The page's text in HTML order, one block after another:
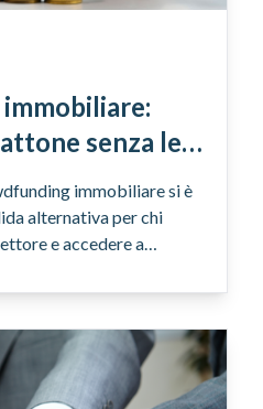
senza le
immobiliare si è
alternativa per chi
e accedere a